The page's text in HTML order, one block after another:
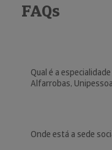
FAQs
Qual é a
Alfarrobas,
Onde está a sede